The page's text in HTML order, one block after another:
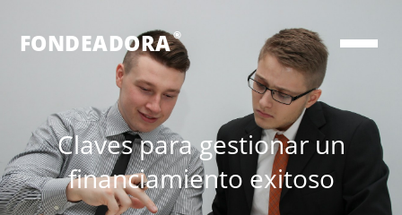
FONDEADORA®
Claves para gestionar un
financiamiento exitoso